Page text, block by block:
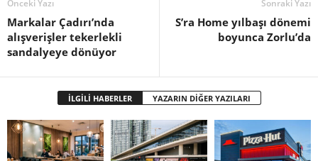
Önceki Yazı
Markalar Çadırı’nda
alışverişler tekerlekli
sandalyeye dönüyor
Sonraki Yazı
S’ra Home yılbaşı dönemi
boyunca Zorlu’da
İLGİLİ HABERLER YAZARIN DİĞER YAZILARI